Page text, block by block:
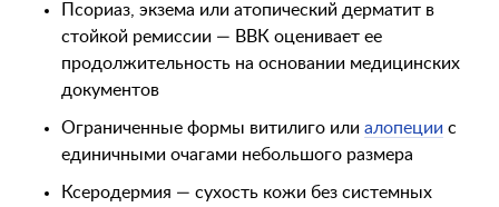
Псориаз, экзема или атопический дерматит в
стойкой ремиссии — ВВК оценивает ее
продолжительность на основании медицинских
документов
Ограниченные формы витилиго или алопеции с
единичными очагами небольшого размера
Ксеродермия — сухость кожи без системных